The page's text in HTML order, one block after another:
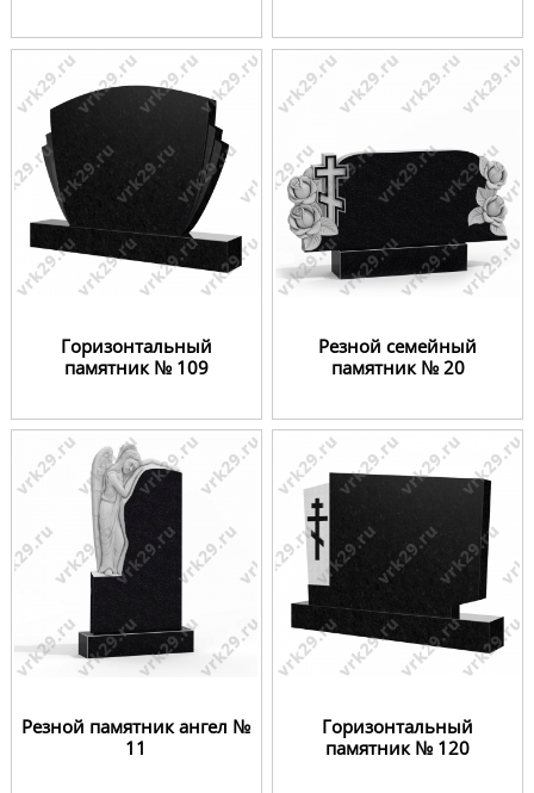
Горизонтальный
памятник № 109
Резной семейный
памятник № 20
Резной памятник ангел №
11
Горизонтальный
памятник № 120